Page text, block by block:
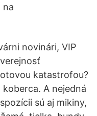
na
novinári, VIP
katastrofou?
A nejedná
sú aj mikiny,